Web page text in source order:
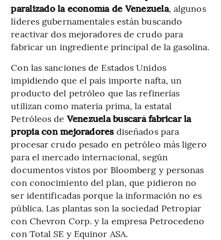
paralizado la economía de Venezuela, algunos
líderes gubernamentales están buscando
reactivar dos mejoradores de crudo para
fabricar un ingrediente principal de la gasolina.
Con las sanciones de Estados Unidos
impidiendo que el país importe nafta, un
producto del petróleo que las refinerías
utilizan como materia prima, la estatal
Petróleos deVenezuela buscará fabricar la
propia con mejoradoresdiseñados para
procesar crudo pesado en petróleo más ligero
para el mercado internacional, según
documentos vistos por Bloomberg y personas
con conocimiento del plan, que pidieron no
ser identificadas porque la información no es
pública. Las plantas son la sociedad Petropiar
con Chevron Corp. y la empresa Petrocedeno
con Total SE y Equinor ASA.